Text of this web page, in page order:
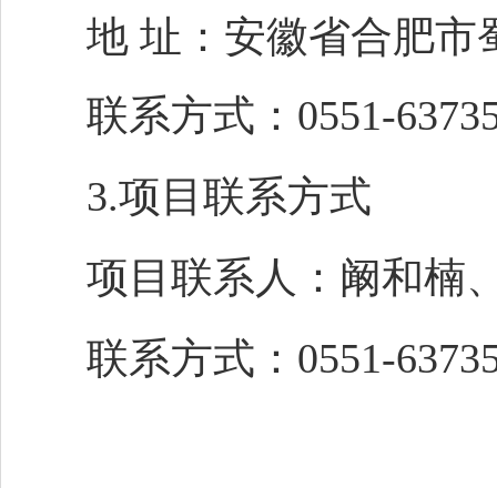
地 址：安徽省合肥市
联系方式： 0551-
3.项目联系方式
项目联系人：阚和楠
联系方式： 0551-